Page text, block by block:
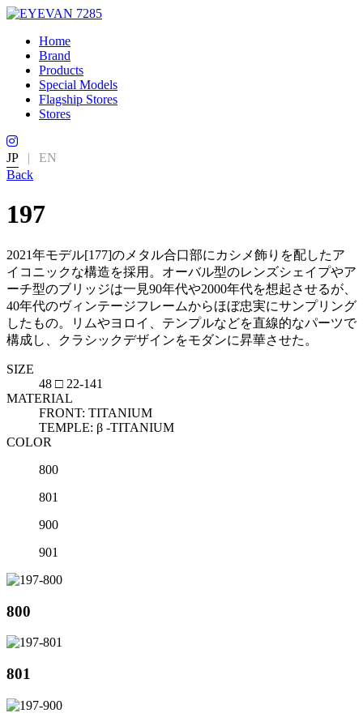
Home
Brand
Products
Special Models
Flagship Stores
Stores
JP |
EN
Back
197
2021年モデル[177]のメタル合口部にカシメ飾りを配したア
イコニックな構造を採用。オーバル型のレンズシェイプやア
ーチ型のブリッジは一見90年代や2000年代を想起させるが、
40年代のヴィンテージフレームからほぼ忠実にサンプリング
したもの。リムやヨロイ、テンプルなどを直線的なパーツで
構成し、クラシックデザインをモダンに昇華させた。
SIZE
48 □ 22-141
MATERIAL
FRONT: TITANIUM
TEMPLE: β -TITANIUM
COLOR
800
801
900
901
800
801